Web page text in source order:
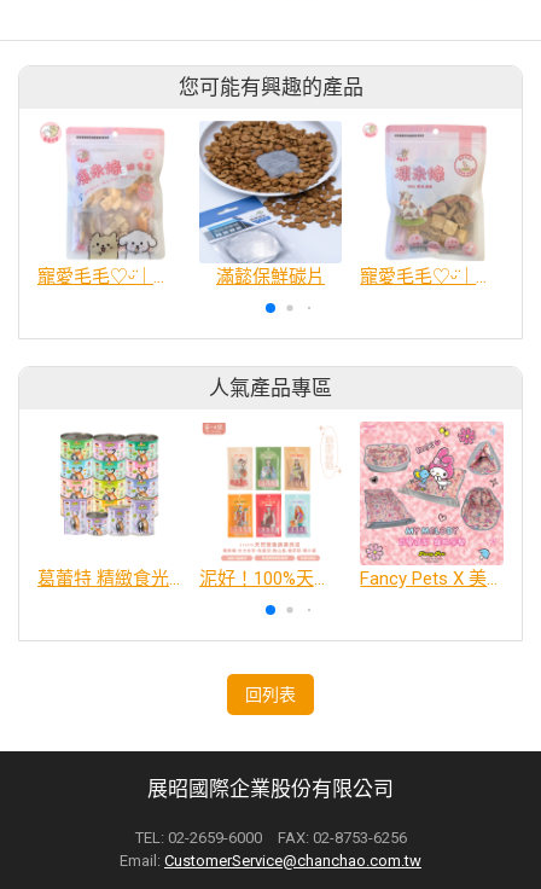
您可能有興趣的產品
寵愛毛毛♡ᵕ̈｜凍未條凍乾隨享包❤️‍🔥 滿懿保鮮碳片 寵愛毛毛♡ᵕ̈｜原野鮮牛粒🐮
人氣產品專區
葛蕾特 精緻食光 主食貓罐、貓餐包 泥好！100%天然營養蔬果肉泥 Fancy Pets X 美樂蒂 百變造型寵物睡床墊
回列表
展昭國際企業股份有限公司
TEL: 02-2659-6000 FAX: 02-8753-6256
Email: CustomerService@chanchao.com.tw